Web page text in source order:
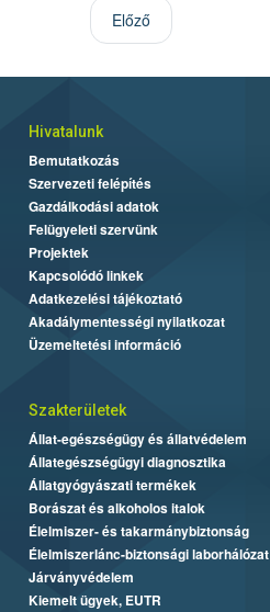
Előző
Hivatalunk
Bemutatkozás
Szervezeti felépítés
Gazdálkodási adatok
Felügyeleti szervünk
Projektek
Kapcsolódó linkek
Adatkezelési tájékoztató
Akadálymentességi nyilatkozat
Üzemeltetési információ
Szakterületek
Állat-egészségügy és állatvédelem
Állategészségügyi diagnosztika
Állatgyógyászati termékek
Borászat és alkoholos italok
Élelmiszer- és takarmánybiztonság
Élelmiszerlánc-biztonsági laborhálózat
Járványvédelem
Kiemelt ügyek, EUTR